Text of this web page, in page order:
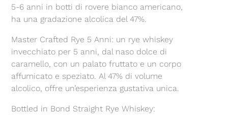
5-6 anni in botti di rovere bianco americano,
ha una gradazione alcolica del 47%.
Master Crafted Rye 5 Anni: un rye whiskey
invecchiato per 5 anni, dal naso dolce di
caramello, con un palato fruttato e un corpo
affumicato e speziato. Al 47% di volume
alcolico, offre un’esperienza gustativa unica.
Bottled in Bond Straight Rye Whiskey: